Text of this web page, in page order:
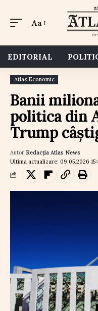
Aa
EDITORIAL
Atlas Economic
Banii
politica din
Trump
Ultima actualizare: 09.05.2026
Autor:Redacția Atlas News